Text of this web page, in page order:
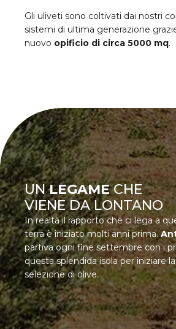
Gli uliveti sono coltivati dai nostri
sistemi di ultima generazione
nuovo opificio di circa 5000 mq.
UNLEGAMECHE
VIENE DA LONTANO
In realtà il rapporto che ci lega a
terra è iniziato molti anni prima.
partiva ogni fine settembre con i
questa splendida isola per iniziare
selezione di olive.